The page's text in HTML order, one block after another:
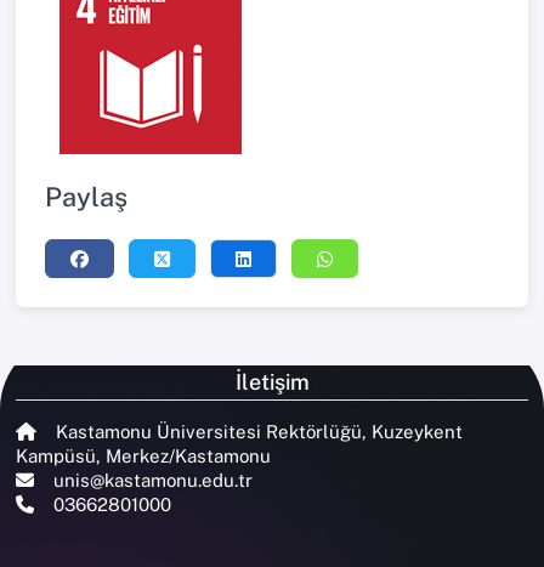
Paylaş
İletişim
Kastamonu Üniversitesi Rektörlüğü, Kuzeykent
Kampüsü, Merkez/Kastamonu
unis@kastamonu.edu.tr
03662801000